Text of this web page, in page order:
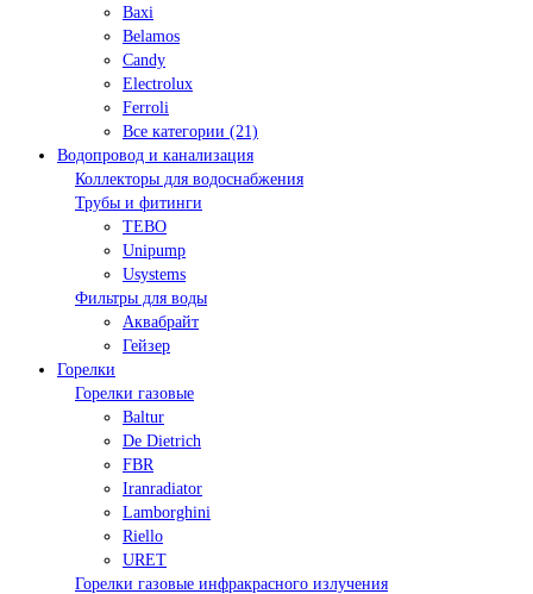
Baxi
Belamos
Candy
Electrolux
Ferroli
Все категории (21)
Водопровод и канализация
Коллекторы для водоснабжения
Трубы и фитинги
TEBO
Unipump
Usystems
Фильтры для воды
Аквабрайт
Гейзер
Горелки
Горелки газовые
Baltur
De Dietrich
FBR
Iranradiator
Lamborghini
Riello
URET
Горелки газовые инфракрасного излучения